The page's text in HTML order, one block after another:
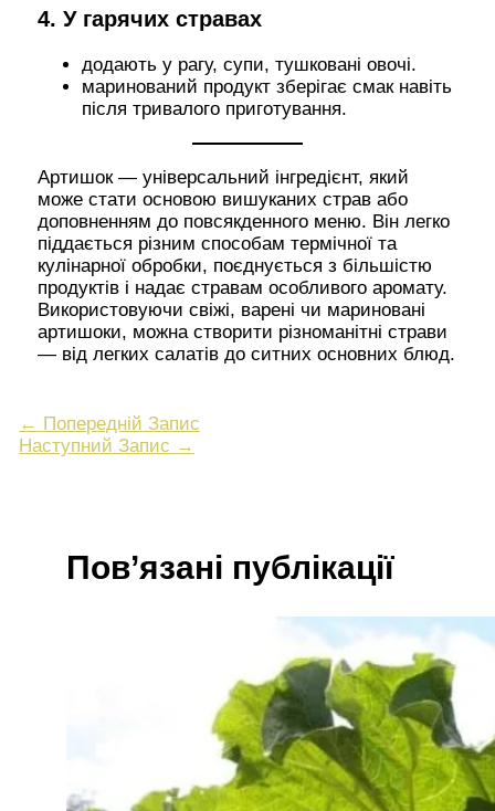
4. У гарячих стравах
додають у рагу, супи, тушковані овочі.
маринований продукт зберігає смак навіть
після тривалого приготування.
Артишок — універсальний інгредієнт, який
може стати основою вишуканих страв або
доповненням до повсякденного меню. Він легко
піддається різним способам термічної та
кулінарної обробки, поєднується з більшістю
продуктів і надає стравам особливого аромату.
Використовуючи свіжі, варені чи мариновані
артишоки, можна створити різноманітні страви
— від легких салатів до ситних основних блюд.
← Попередній Запис
Наступний Запис →
Пов’язані публікації